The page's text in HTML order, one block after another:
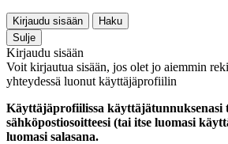
Kirjaudu sisään
Haku
Sulje
Kirjaudu sisään
Voit kirjautua sisään, jos olet jo aiemmin
yhteydessä luonut käyttäjäprofiilin
Käyttäjäprofiilissa käyttäjätunnuksenasi
sähköpostiosoitteesi (tai itse luomasi
luomasi salasana.